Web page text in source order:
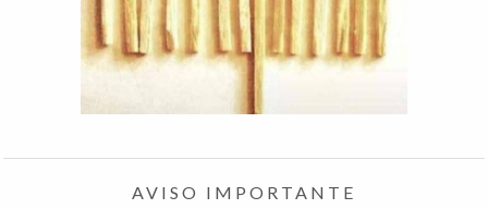
AVISO IMPORTANTE